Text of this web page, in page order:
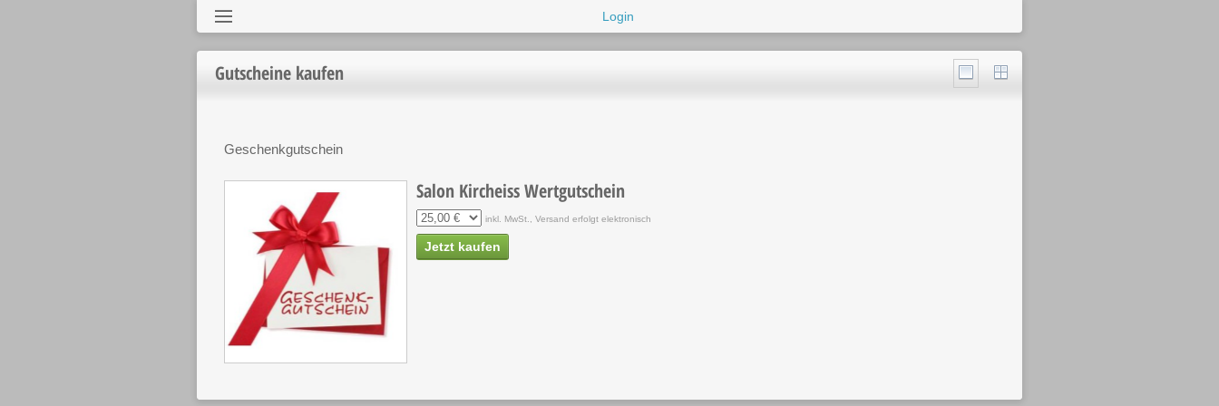
Login
Gutscheine kaufen
Geschenkgutschein
Salon Kircheiss Wertgutschein
inkl. MwSt., Versand erfolgt elektronisch
Jetzt kaufen